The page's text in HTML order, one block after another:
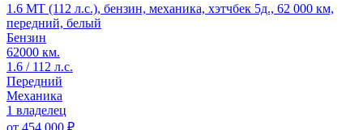
1.6 MT (112 л.с.), бензин, механика, хэтчбек 5д., 62 000 км,
передний, белый
Бензин
62000 км.
1.6 / 112 л.с.
Передний
Механика
1 владелец
от 454 000 ₽